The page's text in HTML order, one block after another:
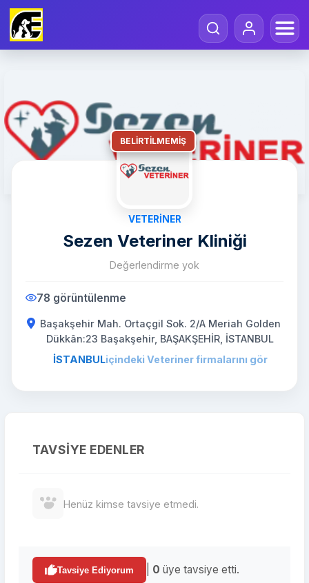
BELIRTILMEMIŞ
VETERINER
Sezen Veteriner Kliniği
Değerlendirme yok
78 görüntülenme
Başakşehir Mah. Ortaçgil Sok. 2/A Meriah Golden
Dükkân:23 Başakşehir, BAŞAKŞEHİR, İSTANBUL
İSTANBULiçindeki Veteriner firmalarını gör
TAVSIYE EDENLER
Henüz kimse tavsiye etmedi.
Tavsiye Ediyorum 0 üye tavsiye etti.